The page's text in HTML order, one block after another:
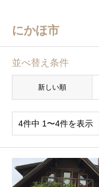
にかほ市
並べ替え条件
新しい順
4件中 1〜4件を表示